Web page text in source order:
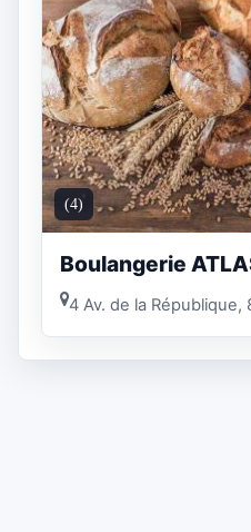
(4)
Boulangerie
4 Av. de la